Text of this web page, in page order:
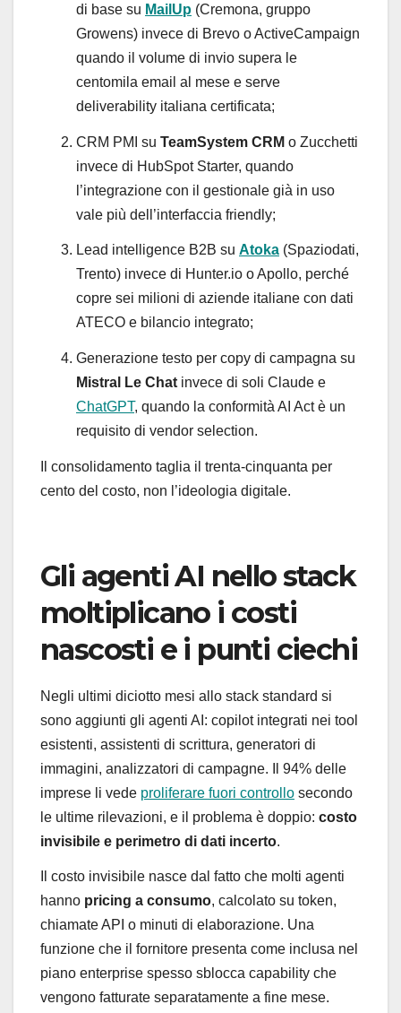
di base su MailUp (Cremona, gruppo
Growens) invece di Brevo o ActiveCampaign
quando il volume di invio supera le
centomila email al mese e serve
deliverability italiana certificata;
CRM PMI su TeamSystem CRM o Zucchetti
invece di HubSpot Starter, quando
l’integrazione con il gestionale già in uso
vale più dell’interfaccia friendly;
Lead intelligence B2B su Atoka (Spaziodati,
Trento) invece di Hunter.io o Apollo, perché
copre sei milioni di aziende italiane con dati
ATECO e bilancio integrato;
Generazione testo per copy di campagna su
Mistral Le Chat invece di soli Claude e
ChatGPT, quando la conformità AI Act è un
requisito di vendor selection.
Il consolidamento taglia il trenta-cinquanta per
cento del costo, non l’ideologia digitale.
Gli agenti AI nello stack
moltiplicano i costi
nascosti e i punti ciechi
Negli ultimi diciotto mesi allo stack standard si
sono aggiunti gli agenti AI: copilot integrati nei tool
esistenti, assistenti di scrittura, generatori di
immagini, analizzatori di campagne. Il 94% delle
imprese li vede proliferare fuori controllo secondo
le ultime rilevazioni, e il problema è doppio: costo
invisibile e perimetro di dati incerto.
Il costo invisibile nasce dal fatto che molti agenti
hanno pricing a consumo, calcolato su token,
chiamate API o minuti di elaborazione. Una
funzione che il fornitore presenta come inclusa nel
piano enterprise spesso sblocca capability che
vengono fatturate separatamente a fine mese.